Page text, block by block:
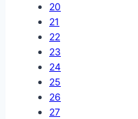
20
21
22
23
24
25
26
27